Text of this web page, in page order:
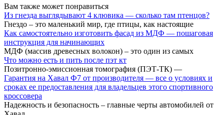
Вам также может понравиться
Из гнезда выглядывают 4 клювика — сколько там птенцов?
Гнездо – это маленький мир, где птицы, как настоящие
Как самостоятельно изготовить фасад из МДФ — пошаговая
инструкция для начинающих
МДФ (массив древесных волокон) – это один из самых
Что можно есть и пить после пэт кт
Позитронно-эмиссионная томография (ПЭТ-ТК) —
Гарантия на Хавал Ф7 от производителя — все о условиях и
сроках ее предоставления для владельцев этого спортивного
кроссовера
Надежность и безопасность – главные черты автомобилей от